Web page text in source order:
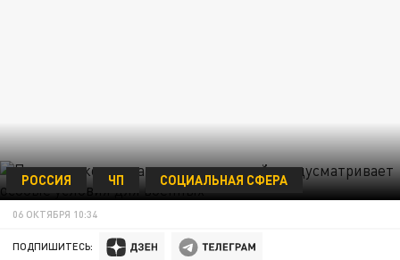
РОССИЯ ЧП СОЦИАЛЬНАЯ СФЕРА
06 ОКТЯБРЯ 10:34
ПОДПИШИТЕСЬ: